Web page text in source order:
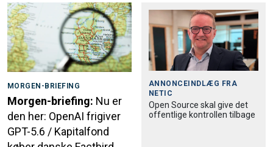
MORGEN-BRIEFING
Morgen-briefing: Nu er
den her: OpenAI frigiver
GPT-5.6 / Kapitalfond
ANNONCEINDLÆG FRA
NETIC
Open Source skal give det
offentlige kontrollen tilbage